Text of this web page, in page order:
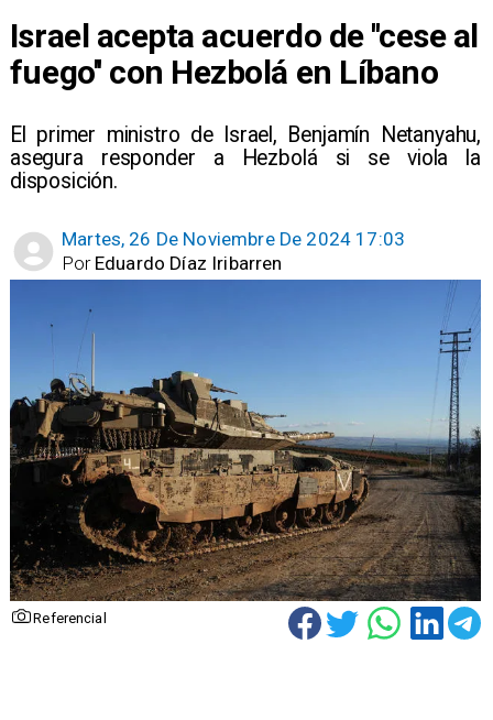
Israel acepta acuerdo de ''cese al
fuego'' con Hezbolá en Líbano
​El primer ministro de Israel, Benjamín Netanyahu,
asegura responder a Hezbolá si se viola la
disposición.
Martes, 26 De Noviembre De 2024 17:03
Eduardo Díaz Iribarren
Por
Referencial